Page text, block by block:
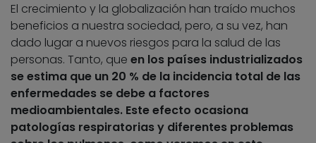
El crecimiento y la globalización han traído muchos
beneficios a nuestra sociedad, pero, a su vez, han
dado lugar a nuevos riesgos para la salud de las
personas. Tanto, que en los países industrializados
se estima que un 20 % de la incidencia total de las
enfermedades se debe a factores
medioambientales. Este efecto ocasiona
patologías respiratorias y diferentes problemas